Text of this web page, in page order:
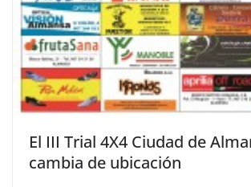
El III Trial 4X4 Ciudad de
cambia de ubicación